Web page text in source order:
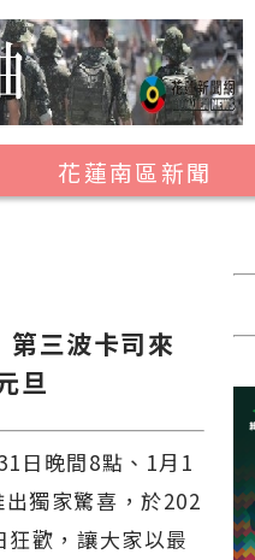
花蓮南區新聞
富里鄉
第三波卡司來
旦
日晚間8點、1月1
獨家驚喜，於202
歡，讓大家以最